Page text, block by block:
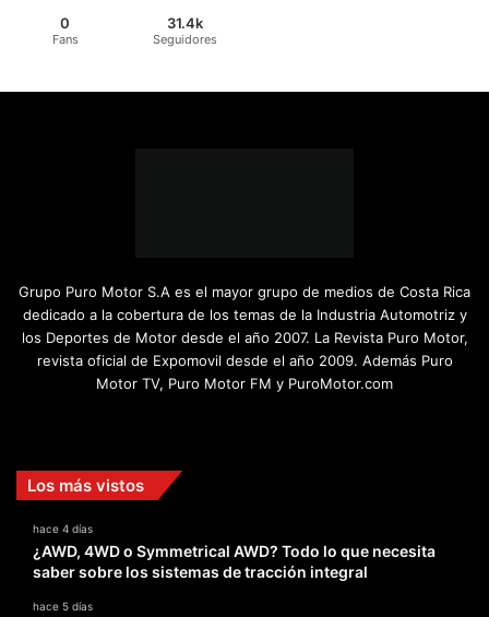
0
Fans
31.4k
Seguidores
Grupo Puro Motor S.A es el mayor grupo de medios de Costa Rica
dedicado a la cobertura de los temas de la Industria Automotriz y
los Deportes de Motor desde el año 2007. La Revista Puro Motor,
revista oficial de Expomovil desde el año 2009. Además Puro
Motor TV, Puro Motor FM y PuroMotor.com
Los más vistos
hace 4 días
¿AWD, 4WD o Symmetrical AWD? Todo lo que necesita
saber sobre los sistemas de tracción integral
hace 5 días